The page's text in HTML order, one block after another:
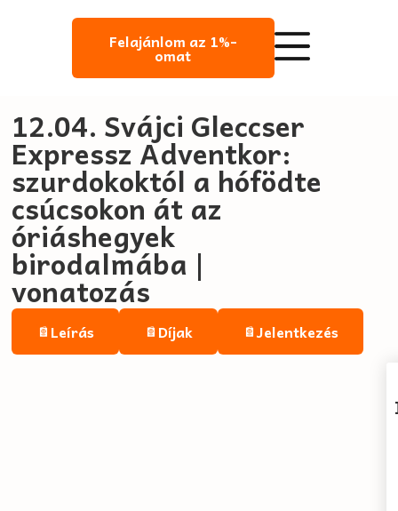
Felajánlom az 1%-
omat
12.04. Svájci Gleccser
Expressz Adventkor:
szurdokoktól a hófödte
csúcsokon át az
óriáshegyek
birodalmába |
vonatozás
Leírás Díjak Jelentkezés